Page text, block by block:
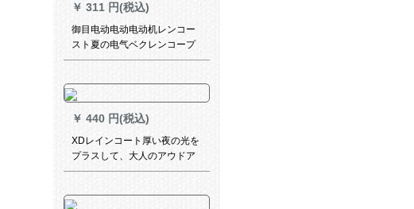
￥ 311 円(税込)
御目电动电动电动机レンコー
スト夏の电气ベクレンコープ
自転车シングルスポンティア
ランコンコンコンコンコント
ラックトラックトラックカー
バー-クラブブ白pvc XL
￥ 440 円(税込)
XDレインコート厚い夜の光を
プラスして、大人のアウドア
男女のカープが単で歩く电気